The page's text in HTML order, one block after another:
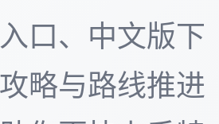
口、中文版下
略与路线推进